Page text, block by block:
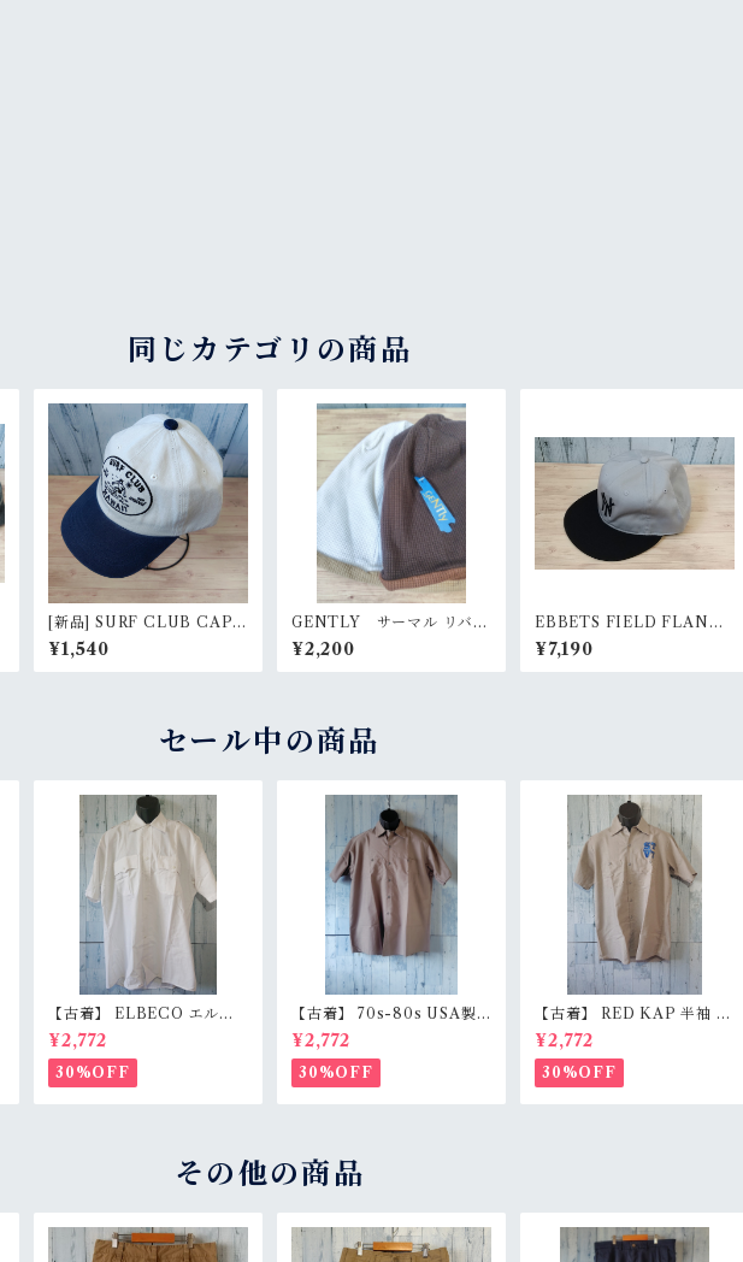
同じカテゴリの商品
[新品] SURF CLUB CAP
アメカジ キャップ RankS
¥1,540
GENTLY サーマル リバー
シブル ルーズワッチ RankS
¥2,200
EBBETS FIELD FLANNE
LS 別注 COTTON BALLC
AP(73/8) Ranks
¥7,190
セール中の商品
【古着】 ELBECO エルベ
コ 半袖 ワークシャツ L（身
幅63.5cm） ホワイト 白 ビ
ッグシルエット オーバーサ
イズ RankB
¥2,772
30%OFF
【古着】 70s-80s USA製
RED KAP 半袖 ワークシャ
ツ L（身幅62cm） チャコ
ール レッドキャップ ヴィン
テージ RankC
¥2,772
30%OFF
【古着】 RED KAP 半袖 ワ
ークシャツ M〜L相当（身
幅55cm） 刺しゅう入り 企
業ロゴ レッドキャップ アジ
感有 RankC
¥2,772
30%OFF
その他の商品